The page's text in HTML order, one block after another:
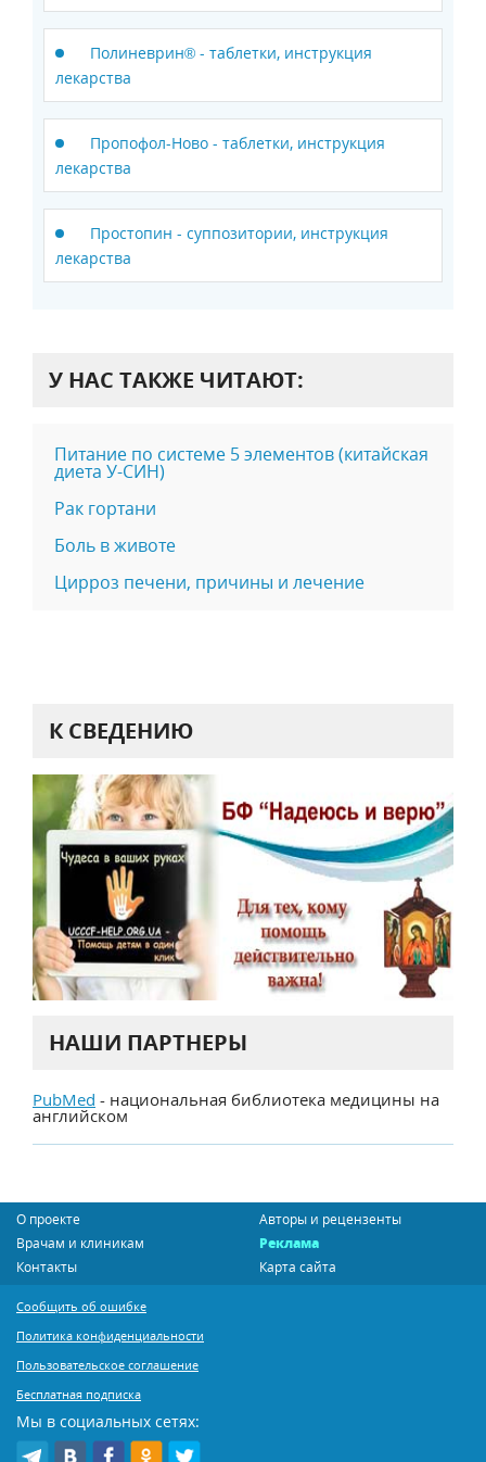
Полиневрин® - таблетки, инструкция
лекарства
Пропофол-Ново - таблетки, инструкция
лекарства
Простопин - суппозитории, инструкция
лекарства
У НАС ТАКЖЕ ЧИТАЮТ:
Питание по системе 5 элементов (китайская
диета У-СИН)
Рак гортани
Боль в животе
Цирроз печени, причины и лечение
К СВЕДЕНИЮ
НАШИ ПАРТНЕРЫ
PubMed - национальная библиотека медицины на
английском
О проекте
Авторы и рецензенты
Врачам и клиникам
Реклама
Контакты
Карта сайта
Сообщить об ошибке
Политика конфиденциальности
Пользовательское соглашение
Бесплатная подписка
Мы в социальных сетях: